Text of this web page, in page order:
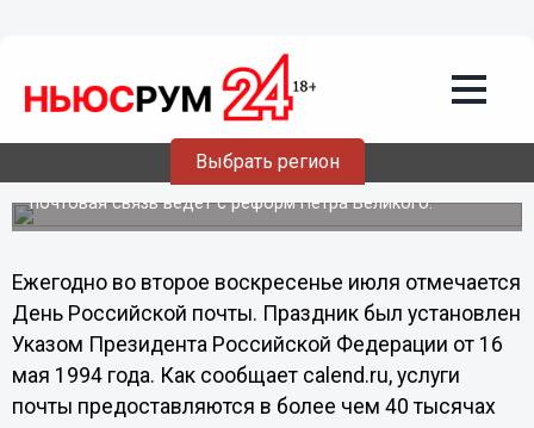
Выбрать регион
14.07.201319:15
Почтовики отмечают свой
профессиональный праздник
Свое начало российская государственная регулярная
почтовая связь ведет с реформ Петра Великого.
Ежегодно во второе воскресенье июля отмечается
День Российской почты. Праздник был установлен
Указом Президента Российской Федерации от 16
мая 1994 года. Как сообщает calend.ru, услуги
почты предоставляются в более чем 40 тысячах